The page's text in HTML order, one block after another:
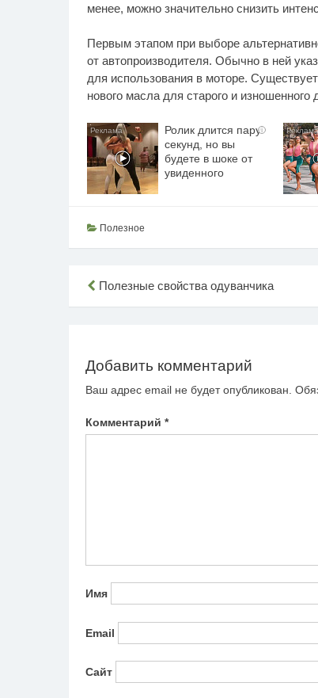
менее, можно значительно снизить
Первым этапом при выборе
от автопроизводителя. Обычно в ней
для использования в моторе.
нового масла для старого и
i
Ролик длится пару
секунд, но вы
будете в шоке от
увиденного
Полезное
Навигация
Полезные свойства одуванчика
Добавить комментарий
Ваш адрес email не будет опубликован.
Комментарий *
Имя
Email
Сайт